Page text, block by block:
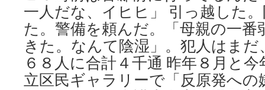
一人だな、イヒヒ」 引っ越した
た。警備を頼んだ。「母親の一
きた。なんて陰湿」。犯人はま
６８人に合計４千通 昨年８月と
立区民ギャラリーで「反原発へ